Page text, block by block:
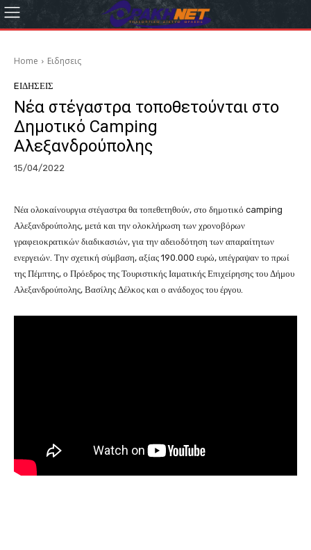
Home Eιδησεις
EΙΔΗΣΕΙΣ
Νέα στέγαστρα τοποθετούνται στο
Δημοτικό Camping
Αλεξανδρούπολης
15/04/2022
Νέα ολοκαίνουργια στέγαστρα θα τοπεθετηθούν, στο δημοτικό camping
Αλεξανδρούπολης, μετά και την ολοκλήρωση των χρονοβόρων
γραφειοκρατικών διαδικασιών, για την αδειοδότηση των απαραίτητων
ενεργειών. Την σχετική σύμβαση, αξίας 190.000 ευρώ, υπέγραψαν το πρωί
της Πέμπτης, ο Πρόεδρος της Τουριστικής Ιαματικής Επιχείρησης του Δήμου
Αλεξανδρούπολης, Βασίλης Δέλκος και ο ανάδοχος του έργου.